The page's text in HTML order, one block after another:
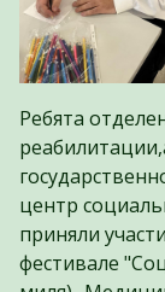
Ребята
центр
приняли
фестивале